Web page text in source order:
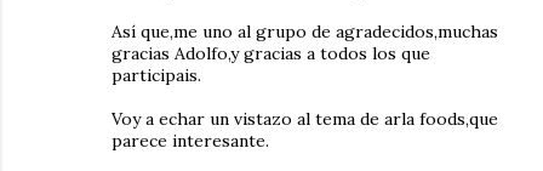
Así que,me uno al grupo de agradecidos,muchas
gracias Adolfo,y gracias a todos los que
participais.
Voy a echar un vistazo al tema de arla foods,que
parece interesante.